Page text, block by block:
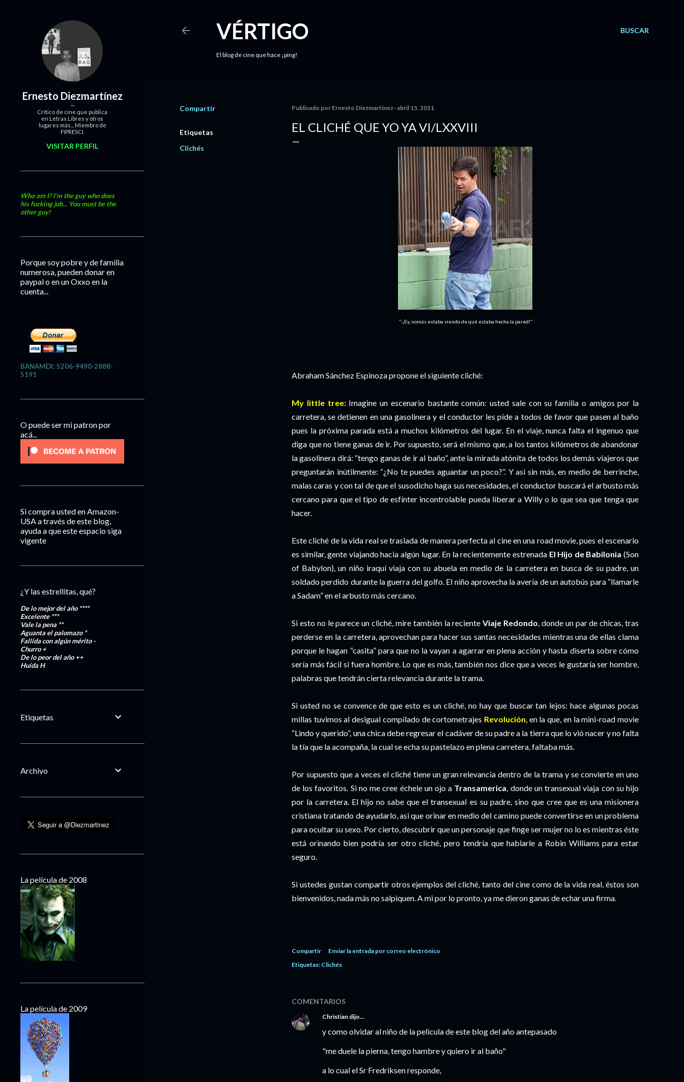
BUSCAR
VÉRTIGO
El blog de cine que hace ¡ping!
Compartir
Etiquetas
Clichés
Publicado por Ernesto Diezmartínez abril 15, 2011
EL CLICHÉ QUE YO YA VI/LXXVIII
"-¡Ey, nomás estaba viendo de qué estaba hecha la pared!"
Abraham Sánchez Espinoza propone el siguiente cliché:
My little tree:Imagine un escenario bastante común: usted sale con su familia o amigos por la
carretera, se detienen en una gasolinera y el conductor les pide a todos de favor que pasen al baño
pues la próxima parada está a muchos kilómetros del lugar. En el viaje, nunca falta el ingenuo que
diga que no tiene ganas de ir. Por supuesto, será el mismo que, a los tantos kilómetros de abandonar
la gasolinera dirá: “tengo ganas de ir al baño”, ante la mirada atónita de todos los demás viajeros que
preguntarán inútilmente: “¿No te puedes aguantar un poco?”. Y así sin más, en medio de berrinche,
malas caras y con tal de que el susodicho haga sus necesidades, el conductor buscará el arbusto más
cercano para que el tipo de esfínter incontrolable pueda liberar a Willy o lo que sea que tenga que
hacer.
Este cliché de la vida real se traslada de manera perfecta al cine en una road movie, pues el escenario
es similar, gente viajando hacia algún lugar. En la recientemente estrenada El Hijo de Babilonia (Son
of Babylon), un niño iraquí viaja con su abuela en medio de la carretera en busca de su padre, un
soldado perdido durante la guerra del golfo. El niño aprovecha la avería de un autobús para “llamarle
a Sadam” en el arbusto más cercano.
Si esto no le parece un cliché, mire también la recienteViaje Redondo, donde un par de chicas, tras
perderse en la carretera, aprovechan para hacer sus santas necesidades mientras una de ellas clama
porque le hagan “casita” para que no la vayan a agarrar en plena acción y hasta diserta sobre cómo
sería más fácil si fuera hombre. Lo que es más, también nos dice que a veces le gustaría ser hombre,
palabras que tendrán cierta relevancia durante la trama.
Si usted no se convence de que esto es un cliché, no hay que buscar tan lejos: hace algunas pocas
millas tuvimos al desigual compilado de cortometrajes Revolución, en la que, en la mini-road movie
“Lindo y querido”, una chica debe regresar el cadáver de su padre a la tierra que lo vió nacer y no falta
la tía que la acompaña, la cual se echa su pastelazo en plena carretera, faltaba más.
Por supuesto que a veces el cliché tiene un gran relevancia dentro de la trama y se convierte en uno
de los favoritos. Si no me cree échele un ojo a Transamerica, donde un transexual viaja con su hijo
por la carretera. El hijo no sabe que el transexual es su padre, sino que cree que es una misionera
cristiana tratando de ayudarlo, asi que orinar en medio del camino puede convertirse en un problema
para ocultar su sexo. Por cierto, descubrir que un personaje que finge ser mujer no lo es mientras éste
está orinando bien podría ser otro cliché, pero tendría que hablarle a Robin Williams para estar
seguro.
Si ustedes gustan compartir otros ejemplos del cliché, tanto del cine como de la vida real, éstos son
bienvenidos, nada más no salpiquen. A mi por lo pronto, ya me dieron ganas de echar una firma.
Compartir
Enviar la entrada por correo electrónico
Etiquetas: Clichés
COMENTARIOS
Christian dijo…
y como olvidar al niño de la pelicula de este blog del año antepasado
"me duele la pierna, tengo hambre y quiero ir al baño"
a lo cual el Sr Fredriksen responde,
Ernesto Diezmartínez
Crítico de cine que publica
en Letras Libres y otros
lugares más... Miembro de
FIPRESCI.
VISITAR PERFIL
Who am I? I'm the guy who does
his fucking job... You must be the
other guy!
Porque soy pobre y de familia
numerosa, pueden donar en
paypal o en un Oxxo en la
cuenta...
BANAMEX: 5206-9490-2888-
5191
O puede ser mi patron por
acá...
Si compra usted en Amazon-
USA a través de este blog,
ayuda a que este espacio siga
vigente
¿Y las estrellitas, qué?
De lo mejor del año ****
Excelente***
Vale la pena **
Aguanta el palomazo *
Fallida con algún mérito-
Churro+
De lo peor del año++
HuídaH
Etiquetas
Archivo
La película de 2008
La película de 2009